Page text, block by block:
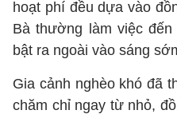
hoạt phí đều dựa vào
Bà thường làm việc
bật ra ngoài vào sáng
Gia cảnh nghèo khó đã
chăm chỉ ngay từ nhỏ,